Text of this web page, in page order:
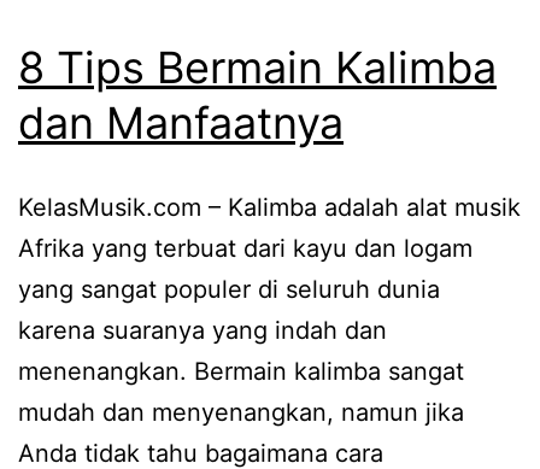
8 Tips Bermain Kalimba
dan Manfaatnya
KelasMusik.com – Kalimba adalah alat musik
Afrika yang terbuat dari kayu dan logam
yang sangat populer di seluruh dunia
karena suaranya yang indah dan
menenangkan. Bermain kalimba sangat
mudah dan menyenangkan, namun jika
Anda tidak tahu bagaimana cara